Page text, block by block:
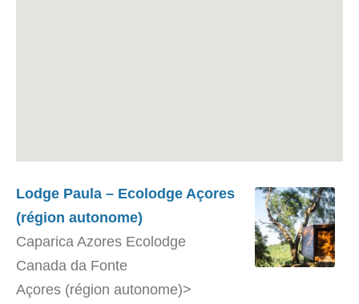
Lodge Paula – Ecolodge Açores
(région autonome)
Caparica Azores Ecolodge
Canada da Fonte
Açores (région autonome)>